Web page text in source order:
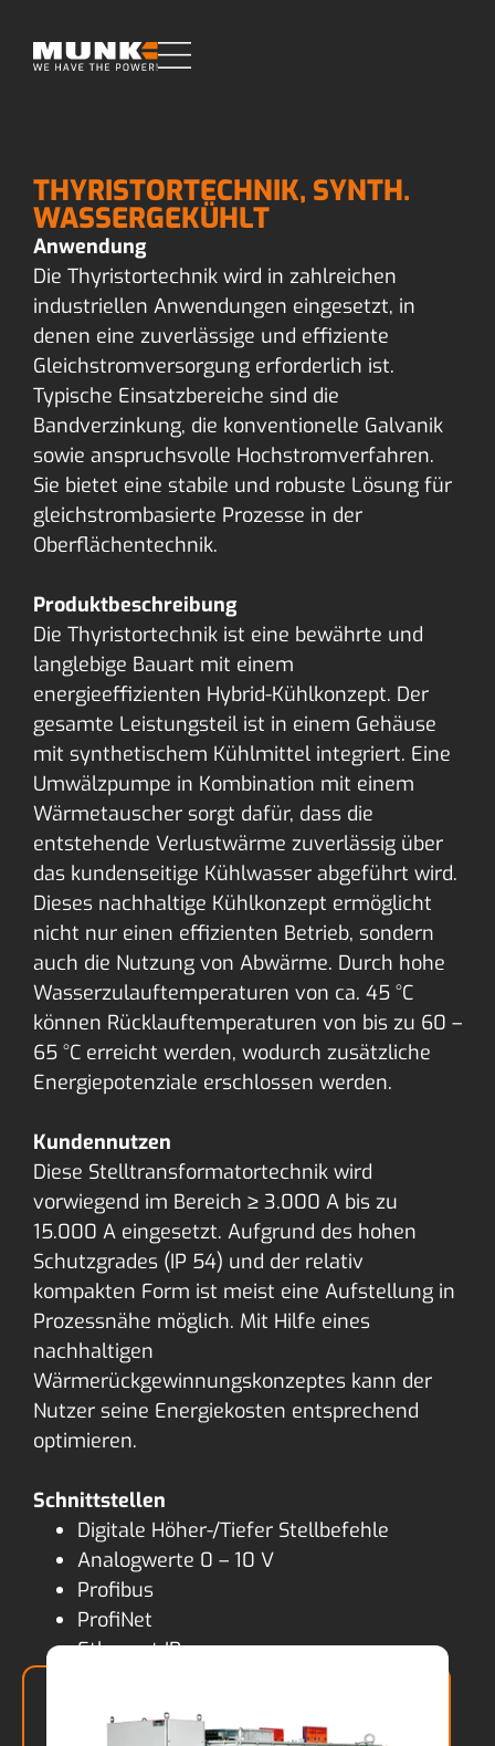
THYRISTORTECHNIK, SYNTH.
WASSERGEKÜHLT
Anwendung
Die Thyristortechnik wird in zahlreichen
industriellen Anwendungen eingesetzt, in
denen eine zuverlässige und effiziente
Gleichstromversorgung erforderlich ist.
Typische Einsatzbereiche sind die
Bandverzinkung, die konventionelle Galvanik
sowie anspruchsvolle Hochstromverfahren.
Sie bietet eine stabile und robuste Lösung für
gleichstrombasierte Prozesse in der
Oberflächentechnik.
Produktbeschreibung
Die Thyristortechnik ist eine bewährte und
langlebige Bauart mit einem
energieeffizienten Hybrid-Kühlkonzept. Der
gesamte Leistungsteil ist in einem Gehäuse
mit synthetischem Kühlmittel integriert. Eine
Umwälzpumpe in Kombination mit einem
Wärmetauscher sorgt dafür, dass die
entstehende Verlustwärme zuverlässig über
das kundenseitige Kühlwasser abgeführt wird.
Dieses nachhaltige Kühlkonzept ermöglicht
nicht nur einen effizienten Betrieb, sondern
auch die Nutzung von Abwärme. Durch hohe
Wasserzulauftemperaturen von ca. 45 °C
können Rücklauftemperaturen von bis zu 60 –
65 °C erreicht werden, wodurch zusätzliche
Energiepotenziale erschlossen werden.
Kundennutzen
Diese Stelltransformatortechnik wird
vorwiegend im Bereich ≥ 3.000 A bis zu
15.000 A eingesetzt. Aufgrund des hohen
Schutzgrades (IP 54) und der relativ
kompakten Form ist meist eine Aufstellung in
Prozessnähe möglich. Mit Hilfe eines
nachhaltigen
Wärmerückgewinnungskonzeptes kann der
Nutzer seine Energiekosten entsprechend
optimieren.
Schnittstellen
Digitale Höher-/Tiefer Stellbefehle
Analogwerte 0 – 10 V
Profibus
ProfiNet
Ethernet IP